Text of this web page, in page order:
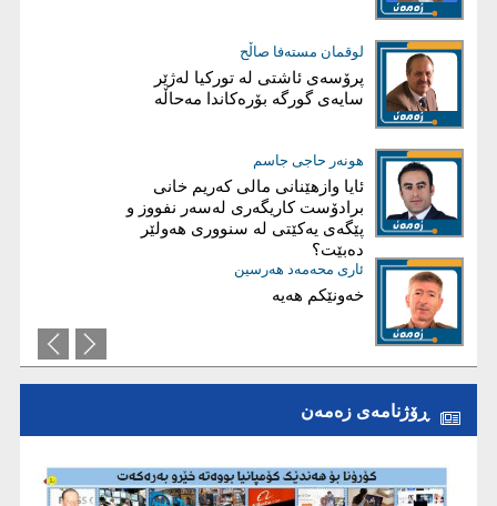
لوقمان مستەفا صاڵح
پرۆسەی ئاشتی لە توركیا لەژێر
سایەی گورگە بۆرەكاندا مەحاڵە
هونەر حاجی جاسم
ئایا وازهێنانی مالی کەریم‌ خانی
برادۆست کاریگەری لەسەر نفووز و
پێگەی یەکێتی لە سنووری هەولێر
دەبێت؟
ئاری محەمەد هەرسین
خەونێکم هەیە
فارس نەورۆڵی
شەڕ لەسەر هیچ!
ئاریز عەبدوڵا
ئايا چۆن هەرێم دەڕوخێ؟
عیماد ئه‌حمه‌د
بریاری دروست؛ بناغەی سەرکەوتنە
ڕۆژنامەی زەمەن